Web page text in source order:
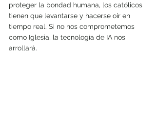
proteger la bondad humana, los católicos
tienen que levantarse y hacerse oír en
tiempo real. Si no nos comprometemos
como Iglesia, la tecnología de IA nos
arrollará.